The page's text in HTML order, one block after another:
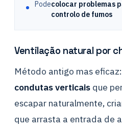
Podecolocar problemas
controlo de fumos
Ventilação natural por
Método antigo mas
condutas verticais que
escapar naturalmente,
que arrasta a entrada de